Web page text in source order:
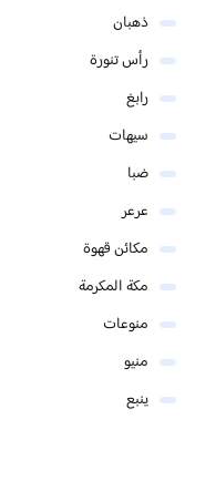
ذهبان
رأس تنورة
رابغ
سيهات
ضبا
عرعر
مكائن قهوة
مكة المكرمة
منوعات
منيو
ينبع